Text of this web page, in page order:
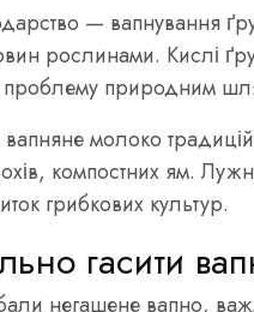
— вапнування
рослинами. Кислі
природним
молоко
компостних ям.
грибкових культур.
гасити
негашене вапно,